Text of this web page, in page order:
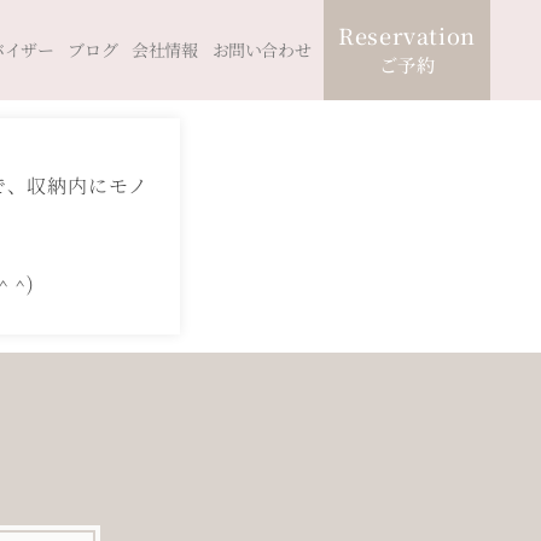
ザー ブログ 会社情報 お問い合わせ Reservation
ご予約
収納内にモノ
^)